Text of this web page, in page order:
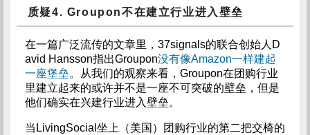
质疑4. Groupon不在建立行业进入壁垒
在一篇广泛流传的文章里，37signals的联合创始人D
avid Hansson指出Groupon没有像Amazon一样建起
一座堡垒。从我们的观察来看，Groupon在团购行业
里建立起来的或许并不是一座不可突破的壁垒，但是
他们确实在兴建行业进入壁垒。
当LivingSocial坐上（美国）团购行业的第二把交椅的